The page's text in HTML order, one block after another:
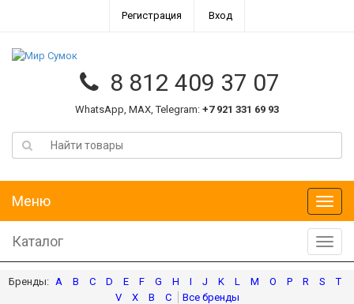
Регистрация Вход
8 812 409 37 07
WhatsApp, MAX, Telegram: +7 921 331 69 93
Меню
Меню
Каталог
A B C D E F G H I J K L M O P R S
T
V
X В С